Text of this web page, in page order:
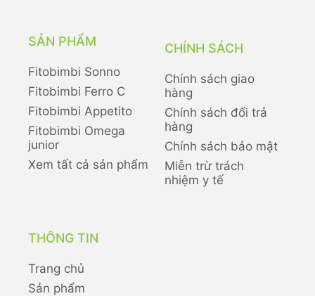
SẢN PHẨM
Fitobimbi Sonno
Fitobimbi Ferro C
Fitobimbi Appetito
Fitobimbi Omega
junior
Xem tất cả sản phẩm
CHÍNH SÁCH
Chính sách giao
hàng
Chính sách đổi trả
hàng
Chính sách bảo mật
Miễn trừ trách
nhiệm y tế
THÔNG TIN
Trang chủ
Sản phẩm